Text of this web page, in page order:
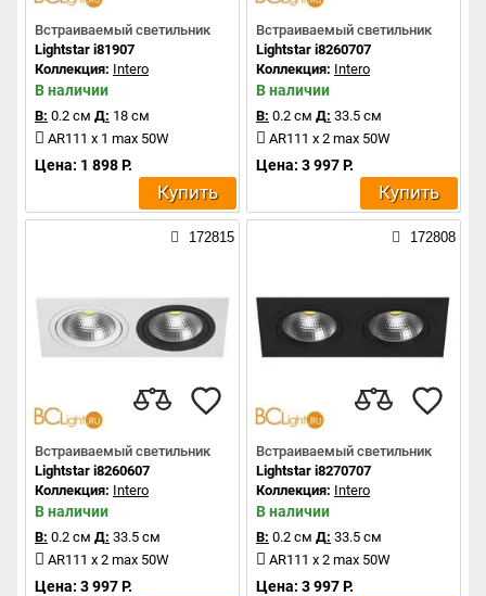
Встраиваемый светильник
Lightstar i81907
Коллекция: Intero
В наличии
В: 0.2 см Д: 18 см
AR111 x 1 max 50W
Цена: 1 898 Р.
Купить
Встраиваемый светильник
Lightstar i8260707
Коллекция: Intero
В наличии
В: 0.2 см Д: 33.5 см
AR111 x 2 max 50W
Цена: 3 997 Р.
Купить
172815
Встраиваемый светильник
Lightstar i8260607
Коллекция: Intero
В наличии
В: 0.2 см Д: 33.5 см
AR111 x 2 max 50W
Цена: 3 997 Р.
172808
Встраиваемый светильник
Lightstar i8270707
Коллекция: Intero
В наличии
В: 0.2 см Д: 33.5 см
AR111 x 2 max 50W
Цена: 3 997 Р.